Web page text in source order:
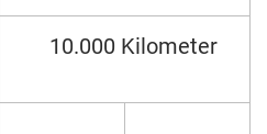
10.000 Kilometer